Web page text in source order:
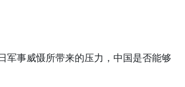
军事威慑所带来的压力，中国是否能够